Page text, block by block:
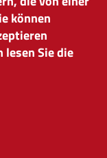
können
Sie die